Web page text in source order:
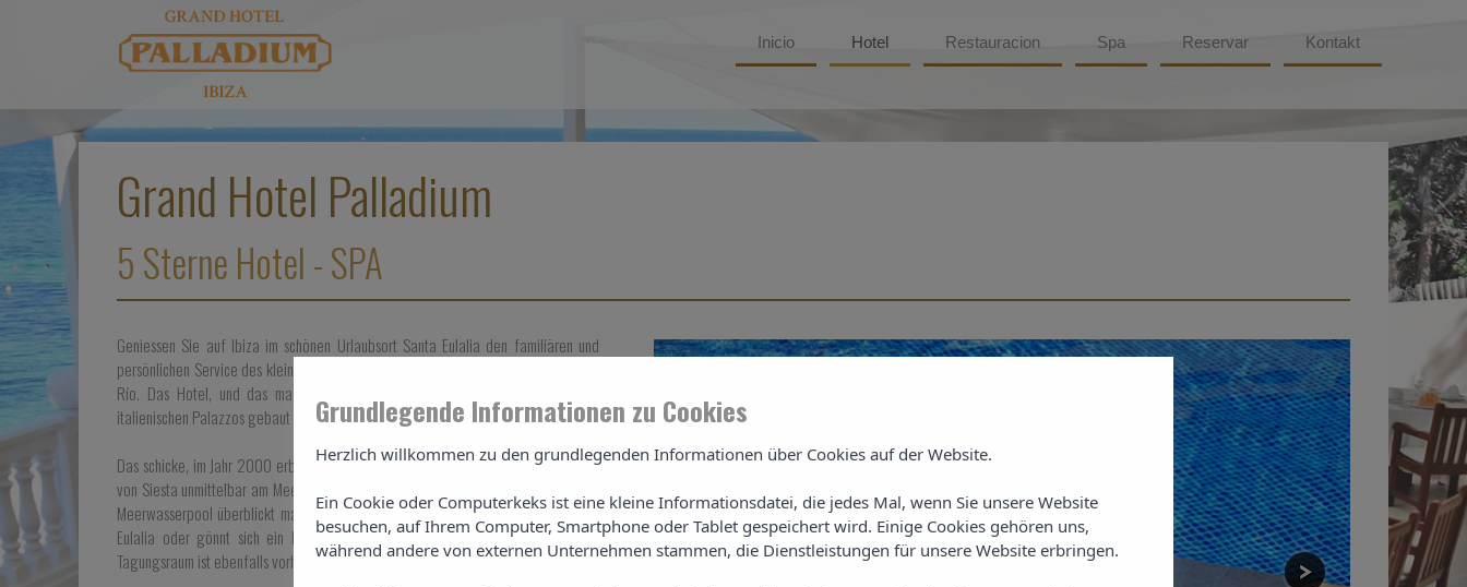
Inicio Hotel Restauracion Spa Reservar Kontakt
Grand Hotel Palladium
5 Sterne Hotel - SPA
Geniessen Sie auf Ibiza im schönen Urlaubsort Santa Eulalia den familiären und
persönlichen Service des kleinen 5-Sterne Grand Hotel Palladium Santa Eulalia del
Río. Das Hotel, und das macht es einzigartig auf der Insel, ist im Stil eines
italienischen Palazzos gebaut und entsprechend eingerichtet.
Das schicke, im Jahr 2000 erbaute Grandhotel liegt direkt am kleinen Naturstrand
von Siesta unmittelbar am Meer. Auf der grosszügigen Terrasse mit einem schönen
Meerwasserpool überblickt man auf Massivholzliegen die ganze Bucht von Santa
Eulalia oder gönnt sich ein Eis, Kaffee oder einen Drink von der Poolbar. Ein
Tagungsraum ist ebenfalls vorhanden.
Grundlegende Informationen zu Cookies
Herzlich willkommen zu den grundlegenden Informationen über Cookies auf der Website.
Ein Cookie oder Computerkeks ist eine kleine Informationsdatei, die jedes Mal, wenn Sie unsere Website
besuchen, auf Ihrem Computer, Smartphone oder Tablet gespeichert wird. Einige Cookies gehören uns,
während andere von externen Unternehmen stammen, die Dienstleistungen für unsere Website erbringen.